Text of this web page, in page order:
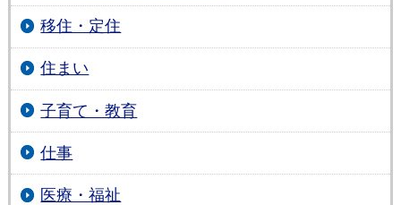
移住・定住
住まい
子育て・教育
仕事
医療・福祉